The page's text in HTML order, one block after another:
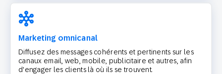
Marketing omnicanal
Diffusez des messages cohérents et pertinents sur les
canaux email, web, mobile, publicitaire et autres, afin
d'engager les clients là où ils se trouvent.